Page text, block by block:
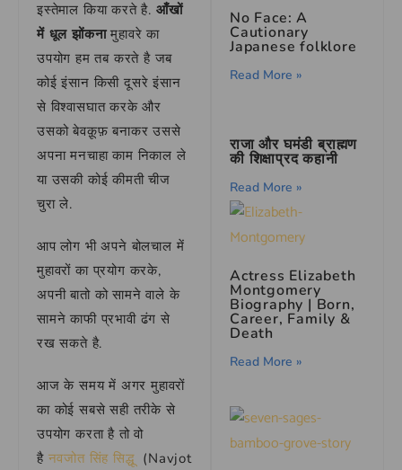
इस्तेमाल किया करते है. आँखों
में धूल झोंकनामुहावरे का
उपयोग हम तब करते है जब
कोई इंसान किसी दूसरे इंसान
से विश्वासघात करके और
उसको बेवक़ूफ़ बनाकर उससे
अपना मनचाहा काम निकाल ले
या उसकी कोई कीमती चीज
चुरा ले.
आप लोग भी अपने बोलचाल में
मुहावरों का प्रयोग करके,
अपनी बातो को सामने वाले के
सामने काफी प्रभावी ढंग से
रख सकते है.
आज के समय में अगर मुहावरों
का कोई सबसे सही तरीके से
उपयोग करता है तो वो
है नवजोत सिंह सिद्धू(Navjot
No Face: A
Cautionary
Japanese folklore
Read More »
राजा और घमंडी ब्राह्मण
की शिक्षाप्रद कहानी
Read More »
Actress Elizabeth
Montgomery
Biography | Born,
Career, Family &
Death
Read More »